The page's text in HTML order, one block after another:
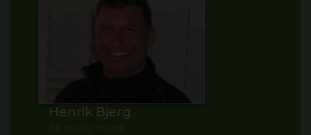
Henrik Bjerg
Alt mulig mand